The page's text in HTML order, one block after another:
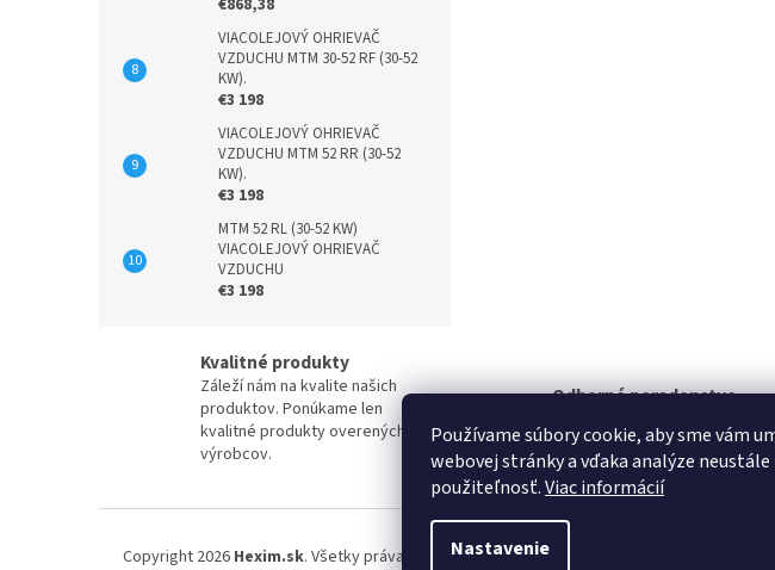
Používame súbory cookie, aby sme vám
webovej stránky a vďaka analýze
použiteľnosť.Viac informácií
Nastavenie
VIACOLEJOVÝ OHRIEVAČ
VZDUCHU MTM 30-52 RF (30-52
KW).
€3 198
VIACOLEJOVÝ OHRIEVAČ
VZDUCHU MTM 52 RR (30-52
KW).
€3 198
MTM 52 RL (30-52 KW)
VIACOLEJOVÝ OHRIEVAČ
VZDUCHU
€3 198
Kvalitné produkty
Záleží nám na kvalite našich
produktov. Ponúkame len
kvalitné produkty overených
výrobcov.
Odborné poradenstvo
Copyright 2026 Hexim.sk. Všetky práva vyhradené.